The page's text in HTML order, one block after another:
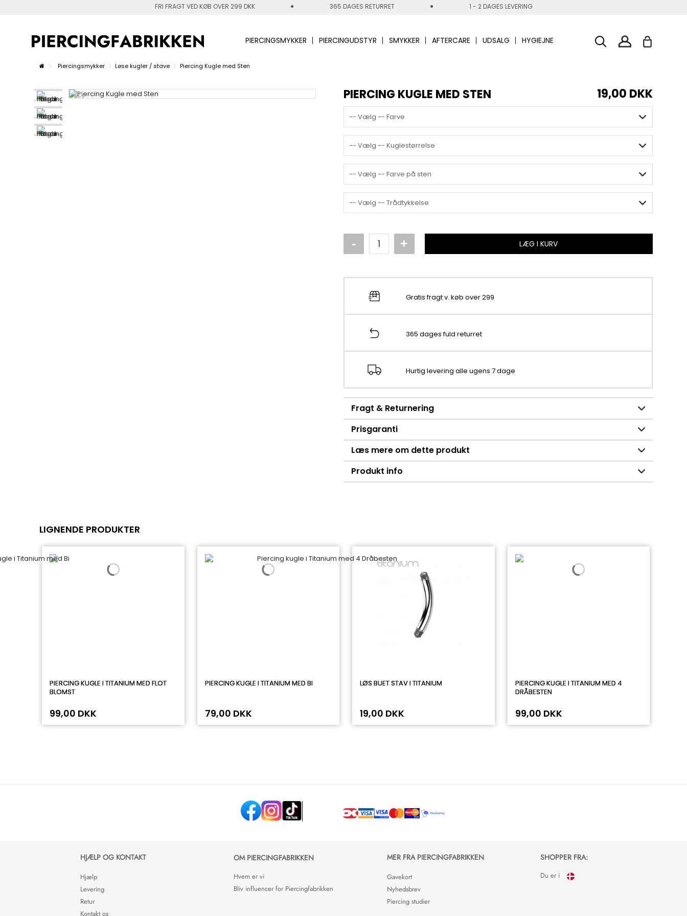
FRI FRAGT VED KØB OVER 299 DKK 365 DAGES RETURRET 1 - 2 DAGES LEVERING
PIERCINGSMYKKER PIERCINGUDSTYR SMYKKER AFTERCARE UDSALG HYGIEJNE
Piercingsmykker Løse kugler / stave Piercing Kugle med Sten
PIERCING KUGLE MED STEN 19,00 DKK
-- Vælg -- Farve
-- Vælg -- Kuglestørrelse
-- Vælg -- Farve på sten
-- Vælg -- Trådtykkelse
LÆG I KURV
Gratis fragt v. køb over 299
365 dages fuld returret
Hurtig levering alle ugens 7 dage
Fragt & Returnering
Prisgaranti
Læs mere om dette produkt
Produkt info
LIGNENDE PRODUKTER
PIERCING KUGLE I TITANIUM MED FLOT
BLOMST
99,00 DKK
PIERCING KUGLE I TITANIUM MED BI
79,00 DKK
LØS BUET STAV I TITANIUM
19,00 DKK
PIERCING KUGLE I TITANIUM MED 4
DRÅBESTEN
99,00 DKK
HJÆLP OG KONTAKT
Hjælp
Levering
Retur
Kontakt os
OM PIERCINGFABRIKKEN
Hvem er vi
Bliv influencer for Piercingfabrikken
MER FRA PIERCINGFABRIKKEN
Gavekort
Nyhedsbrev
Piercing studier
SHOPPER FRA:
Du er i